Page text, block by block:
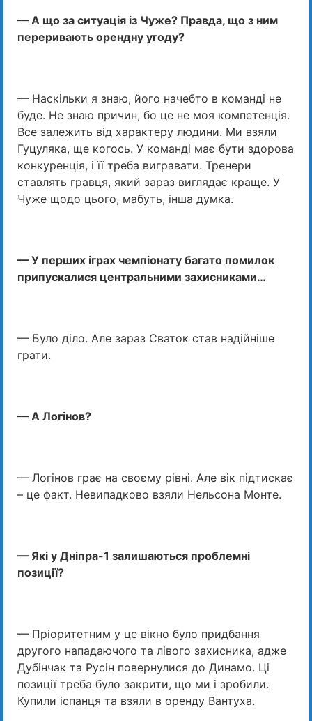
— А що за ситуація із Чуже? Правда, що з ним
переривають орендну угоду?
— Наскільки я знаю, його начебто в команді не
буде. Не знаю причин, бо це не моя компетенція.
Все залежить від характеру людини. Ми взяли
Гуцуляка, ще когось. У команді має бути здорова
конкуренція, і її треба вигравати. Тренери
ставлять гравця, який зараз виглядає краще. У
Чуже щодо цього, мабуть, інша думка.
— У перших іграх чемпіонату багато помилок
припускалися центральними захисниками…
— Було діло. Але зараз Сваток став надійніше
грати.
— А Логінов?
— Логінов грає на своєму рівні. Але вік підтискає
– це факт. Невипадково взяли Нельсона Монте.
— Які у Дніпра-1 залишаються проблемні
позиції?
— Пріоритетним у це вікно було придбання
другого нападаючого та лівого захисника, адже
Дубінчак та Русін повернулися до Динамо. Ці
позиції треба було закрити, що ми і зробили.
Купили іспанця та взяли в оренду Вантуха.